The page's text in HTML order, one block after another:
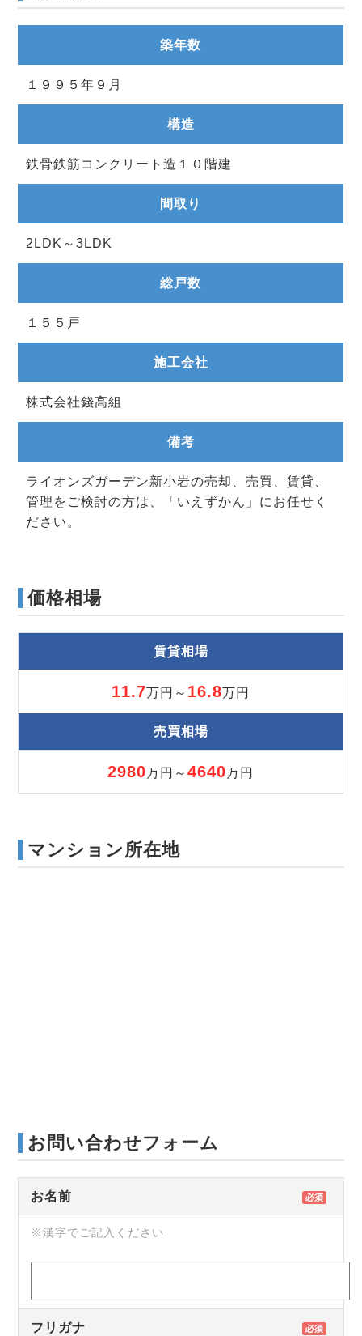
築年数
１９９５年９月
構造
鉄骨鉄筋コンクリート造１０階建
間取り
2LDK～3LDK
総戸数
１５５戸
施工会社
株式会社錢高組
備考
ライオンズガーデン新小岩の売却、売買、賃貸、
管理をご検討の方は、「いえずかん」にお任せく
ださい。
価格相場
賃貸相場
11.7万円～ 16.8万円
売買相場
2980万円～4640万円
マンション所在地
お問い合わせフォーム
お名前
※漢字でご記入ください
フリガナ